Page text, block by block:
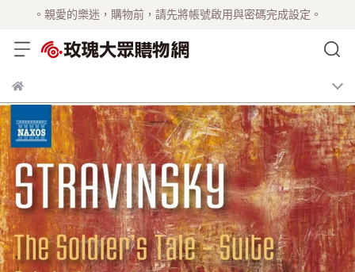
。親愛的樂迷，購物前，請先將帳號啟用與密碼完成設定。